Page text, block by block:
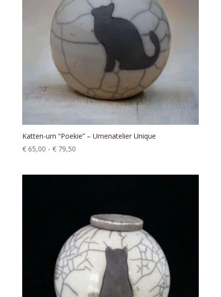
Katten-urn “Poekie” – Urnenatelier Unique
€65,00 - €79,50Prijsklasse: